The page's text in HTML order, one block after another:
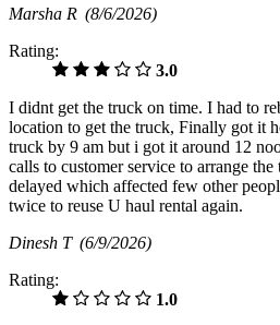
Marsha R (8/6/2026)
Rating:
3.0
I didnt get the truck on time. I had to
location to get the truck, Finally got it
truck by 9 am but i got it around 12
calls to customer service to arrange
delayed which affected few other
twice to reuse U haul rental again.
Dinesh T (6/9/2026)
Rating:
1.0